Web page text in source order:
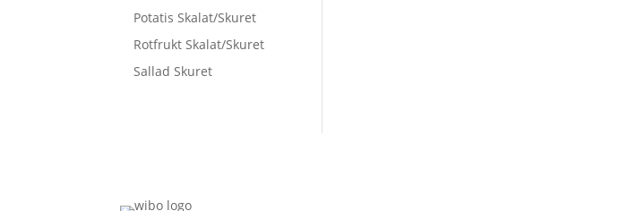
Potatis Skalat/Skuret
Rotfrukt Skalat/Skuret
Sallad Skuret